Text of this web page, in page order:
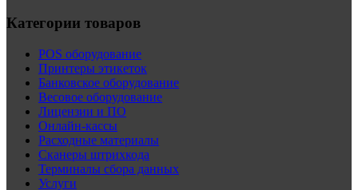
Категории товаров
POS оборудование
Принтеры этикеток
Банковское оборудование
Весовое оборудование
Лицензии и ПО
Онлайн-кассы
Расходные материалы
Сканеры штрихкода
Терминалы сбора данных
Услуги